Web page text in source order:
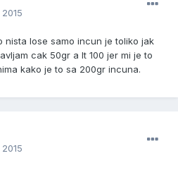
nista lose samo incun je toliko jak
cak 50gr a lt 100 jer mi je to
kako je to sa 200gr incuna.